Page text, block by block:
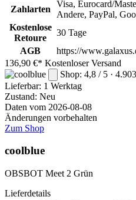
Zahlarten
Visa, Eurocard/
Andere, PayPal,
Kostenlose
Retoure
30 Tage
AGB
https://
136,90 €* Kostenloser Versand
Shop: 4,8 / 5 ·
Lieferbar: 1 Werktag
Zustand: Neu
Daten vom 2026-08-08
Änderungen vorbehalten
Zum Shop
coolblue
OBSBOT Meet 2 Grün
Lieferdetails